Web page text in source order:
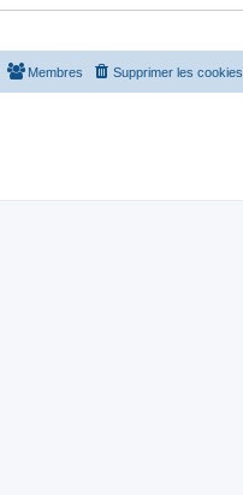
Supprimer les cookies
Membres